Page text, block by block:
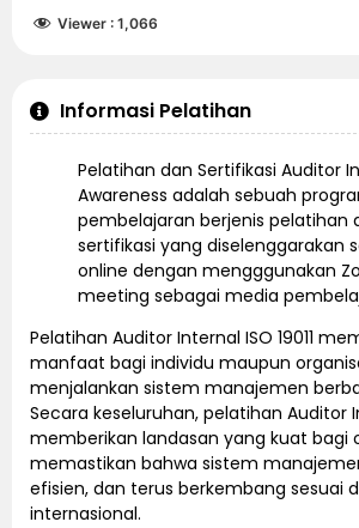
Viewer : 1,066
Informasi Pelatihan
Pelatihan dan Sertifikasi Auditor
Awareness adalah sebuah
pembelajaran berjenis pelatihan
sertifikasi yang diselenggarakan
online dengan mengggunakan
meeting sebagai media
Pelatihan Auditor Internal ISO 19011
manfaat bagi individu maupun
menjalankan sistem manajemen
Secara keseluruhan, pelatihan Auditor
memberikan landasan yang kuat bagi
memastikan bahwa sistem
efisien, dan terus berkembang sesuai
internasional.